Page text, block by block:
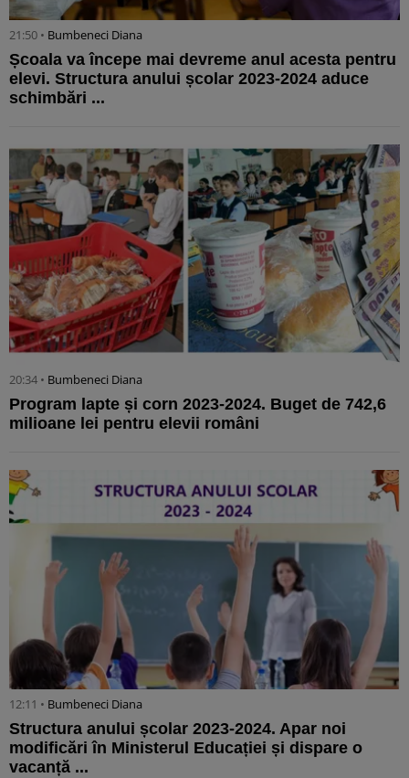
21:50 • Bumbeneci Diana
Școala va începe mai devreme anul acesta pentru
elevi. Structura anului școlar 2023-2024 aduce
schimbări ...
20:34 • Bumbeneci Diana
Program lapte și corn 2023-2024. Buget de 742,6
milioane lei pentru elevii români
12:11 • Bumbeneci Diana
Structura anului școlar 2023-2024. Apar noi
modificări în Ministerul Educației și dispare o
vacanță ...